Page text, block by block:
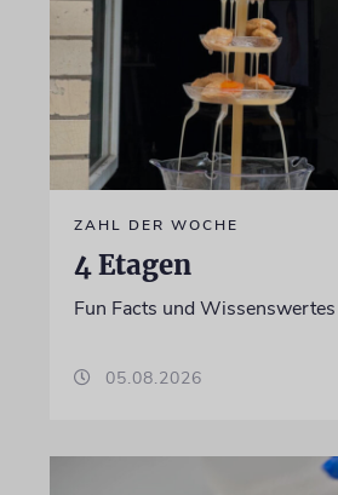
ZAHL DER WOCHE
4 Etagen
Fun Facts und Wissenswertes
05.08.2026